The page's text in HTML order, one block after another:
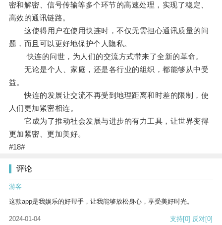
密和解密、信号传输等多个环节的高速处理，实现了稳定、
高效的通讯链路。
这使得用户在使用快连时，不仅无需担心通讯质量的问
题，而且可以更好地保护个人隐私。
快连的问世，为人们的交流方式带来了全新的革命。
无论是个人、家庭，还是各行业的组织，都能够从中受
益。
快连的发展让交流不再受到地理距离和时差的限制，使
人们更加紧密相连。
它成为了推动社会发展与进步的有力工具，让世界变得
更加紧密、更加美好。
#18#
评论
游客
这款app是我娱乐的好帮手，让我能够放松身心，享受美好时光。
2024-01-04 支持[0] 反对[0]